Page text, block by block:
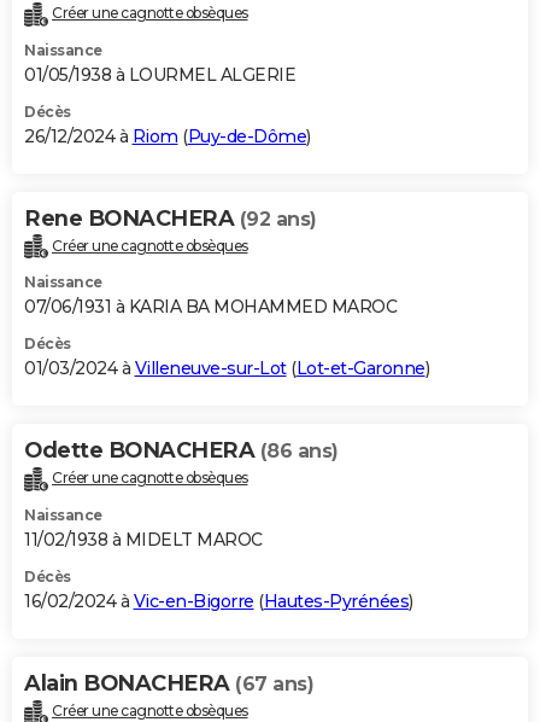
Créer une cagnotte obsèques
Naissance
01/05/1938 à LOURMEL ALGERIE
Décès
26/12/2024 à Riom (Puy-de-Dôme)
Rene BONACHERA (92 ans)
Créer une cagnotte obsèques
Naissance
07/06/1931 à KARIA BA MOHAMMED MAROC
Décès
01/03/2024 à Villeneuve-sur-Lot(Lot-et-Garonne)
Odette BONACHERA (86 ans)
Créer une cagnotte obsèques
Naissance
11/02/1938 à MIDELT MAROC
Décès
16/02/2024 à Vic-en-Bigorre (Hautes-Pyrénées)
Alain BONACHERA (67 ans)
Créer une cagnotte obsèques